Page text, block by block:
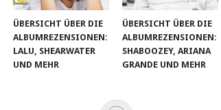
ÜBERSICHT ÜBER DIE
ALBUMREZENSIONEN:
LALU, SHEARWATER
UND MEHR
ÜBERSICHT ÜBER DIE
ALBUMREZENSIONEN:
SHABOOZEY, ARIANA
GRANDE UND MEHR